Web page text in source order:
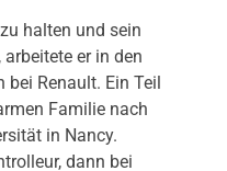
halten und sein
er in den
Renault. Ein Teil
Familie nach
in Nancy.
dann bei